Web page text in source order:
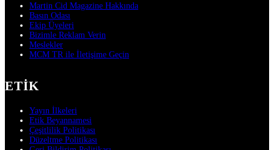
Martin Cid Magazine Hakkında
Basın Odası
Ekip Üyeleri
Bizimle Reklam Verin
Meslekler
MCM TR ile İletişime Geçin
ETIK
Yayın İlkeleri
Etik Beyannamesi
Çeşitlilik Politikası
Düzeltme Politikası